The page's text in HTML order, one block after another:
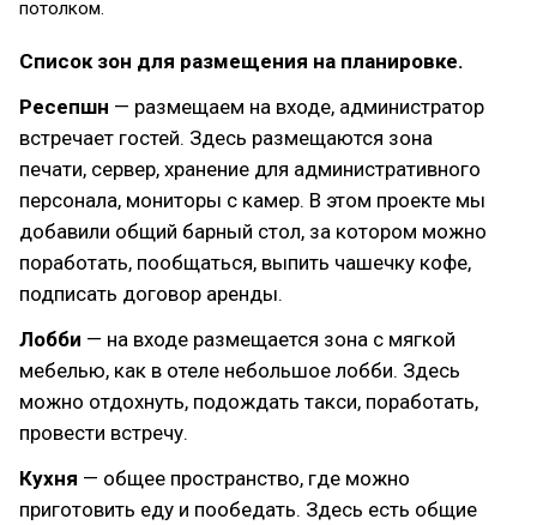
потолком.
Список зон для размещения на планировке.
Ресепшн — размещаем на входе, администратор
встречает гостей. Здесь размещаются зона
печати, сервер, хранение для административного
персонала, мониторы с камер. В этом проекте мы
добавили общий барный стол, за котором можно
поработать, пообщаться, выпить чашечку кофе,
подписать договор аренды.
Лобби — на входе размещается зона с мягкой
мебелью, как в отеле небольшое лобби. Здесь
можно отдохнуть, подождать такси, поработать,
провести встречу.
Кухня — общее пространство, где можно
приготовить еду и пообедать. Здесь есть общие